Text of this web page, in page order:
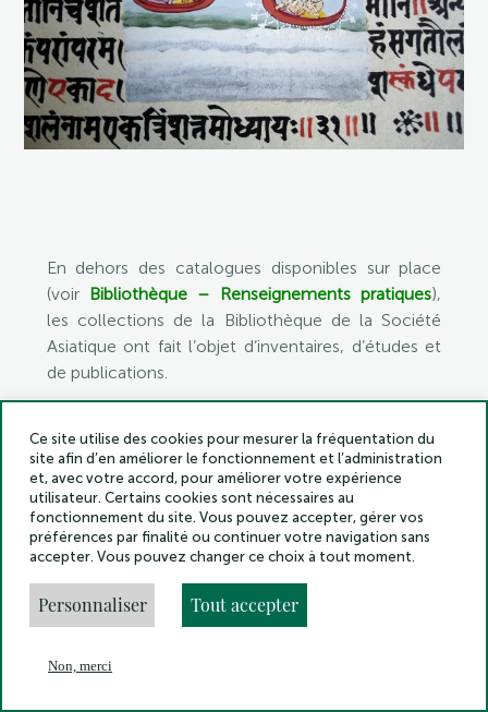
Menu
En dehors des catalogues disponibles sur place
(voir Bibliothèque – Renseignements pratiques),
les collections de la Bibliothèque de la Société
Asiatique ont fait l’objet d’inventaires, d’études et
de publications.
Illustration: « Modèle d’écriture. Dessin d’une
plume arabe et sa position dans la main » in L.
Machuel, Une première année d’arabe, Alger, 1877
– © Société Asiatique
Le lecteur trouvera ci-dessous, par ensemble de
documents ou fonds, les références
connaissance plus approfondie.
Ce site utilise des cookies pour mesurer la fréquentation du
site afin d’en améliorer le fonctionnement et l’administration
et, avec votre accord, pour améliorer votre expérience
utilisateur. Certains cookies sont nécessaires au
fonctionnement du site. Vous pouvez accepter, gérer vos
préférences par finalité ou continuer votre navigation sans
accepter. Vous pouvez changer ce choix à tout moment.
Personnaliser Tout accepter
Non, merci